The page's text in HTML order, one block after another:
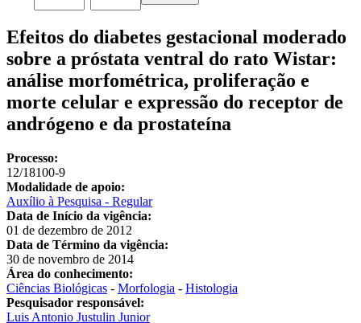
Efeitos do diabetes gestacional moderado
sobre a próstata ventral do rato Wistar:
análise morfométrica, proliferação e
morte celular e expressão do receptor de
andrógeno e da prostateína
Processo:
12/18100-9
Modalidade de apoio:
Auxílio à Pesquisa - Regular
Data de Início da vigência:
01 de dezembro de 2012
Data de Término da vigência:
30 de novembro de 2014
Área do conhecimento:
Ciências Biológicas - Morfologia - Histologia
Pesquisador responsável:
Luis Antonio Justulin Junior